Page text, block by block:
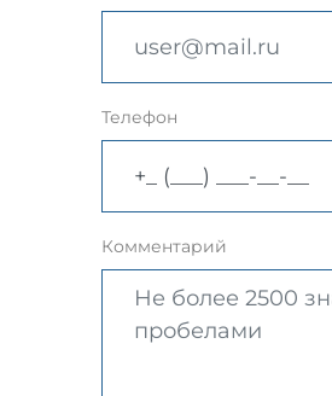
Телефон
Комментарий